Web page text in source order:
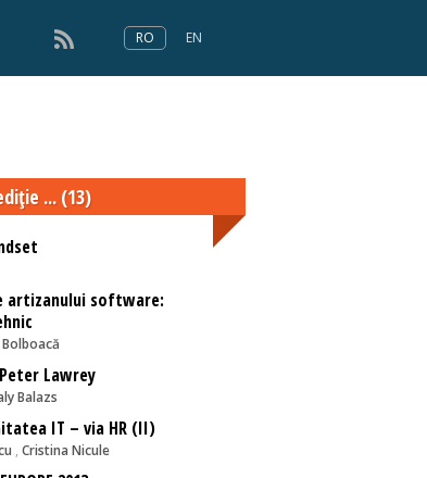
RO EN
... (13)
artizanului software:
Lawrey
Balazs
IT – via HR (II)
, Cristina Nicule